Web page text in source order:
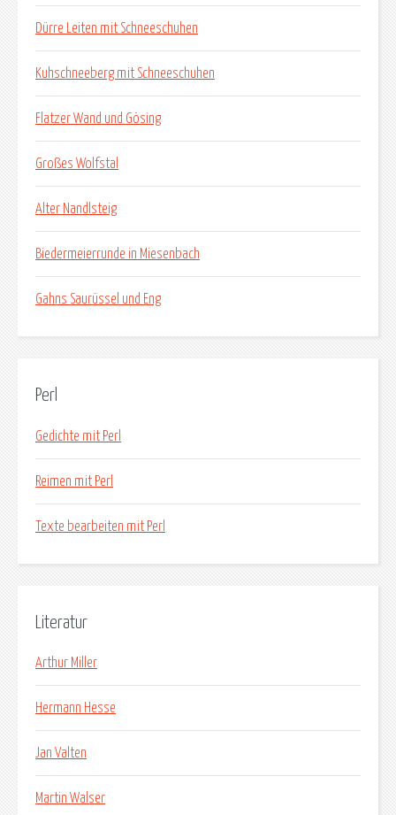
Dürre Leiten mit Schneeschuhen
Kuhschneeberg mit Schneeschuhen
Flatzer Wand und Gösing
Großes Wolfstal
Alter Nandlsteig
Biedermeierrunde in Miesenbach
Gahns Saurüssel und Eng
Perl
Gedichte mit Perl
Reimen mit Perl
Texte bearbeiten mit Perl
Literatur
Arthur Miller
Hermann Hesse
Jan Valten
Martin Walser